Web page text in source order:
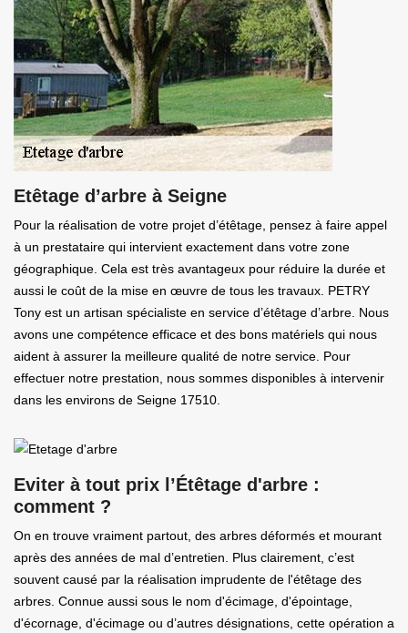
Etêtage d’arbre à Seigne
Pour la réalisation de votre projet d’étêtage, pensez à faire appel
à un prestataire qui intervient exactement dans votre zone
géographique. Cela est très avantageux pour réduire la durée et
aussi le coût de la mise en œuvre de tous les travaux. PETRY
Tony est un artisan spécialiste en service d’étêtage d’arbre. Nous
avons une compétence efficace et des bons matériels qui nous
aident à assurer la meilleure qualité de notre service. Pour
effectuer notre prestation, nous sommes disponibles à intervenir
dans les environs de Seigne 17510.
Eviter à tout prix l’Étêtage d'arbre :
comment ?
On en trouve vraiment partout, des arbres déformés et mourant
après des années de mal d’entretien. Plus clairement, c’est
souvent causé par la réalisation imprudente de l'étêtage des
arbres. Connue aussi sous le nom d'écimage, d'épointage,
d'écornage, d'écimage ou d’autres désignations, cette opération a